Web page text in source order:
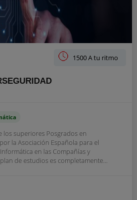
1500 A tu ritmo
los superiores Posgrados en
la Asociación Española para el
en las Compañías y
de estudios es completamente...